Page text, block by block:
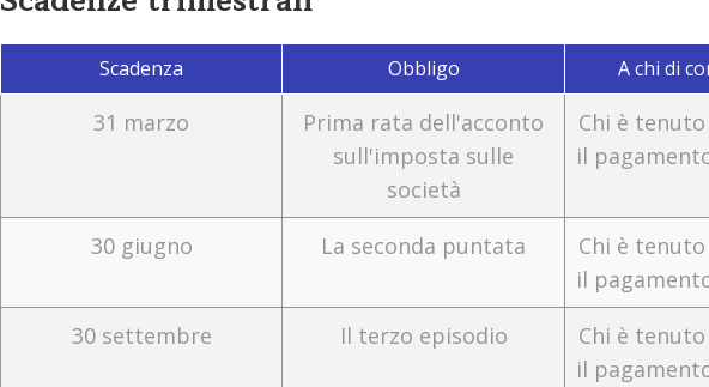
Scadenza Obbligo A chi di
31 marzo
Prima rata dell'acconto
sull'imposta sulle
società
Chi è
il
30 giugno La seconda puntata
Chi è
il
30 settembre
Il terzo episodio
Chi è
il